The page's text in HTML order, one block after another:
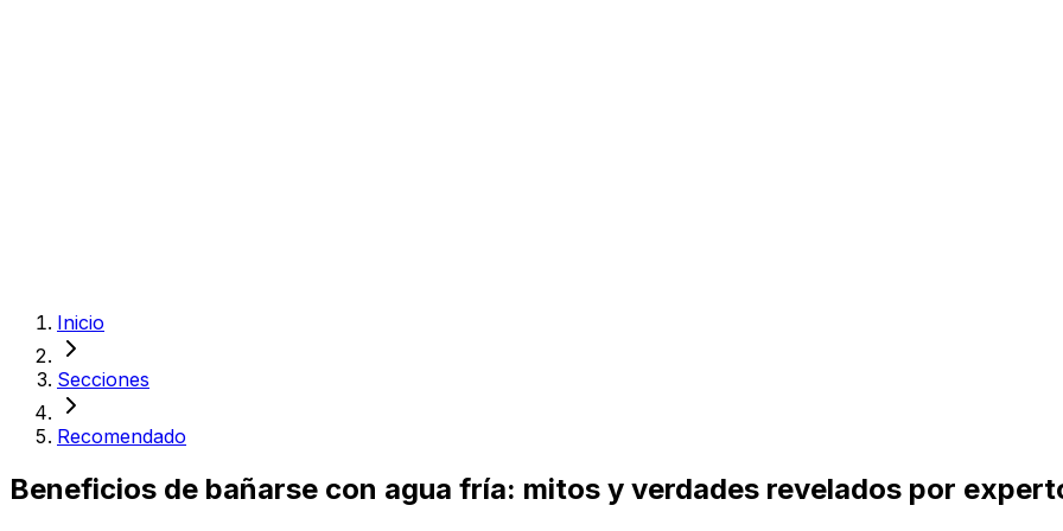
Inicio
Secciones
Recomendado
Beneficios de bañarse con agua fría: mitos y verdades revelados por